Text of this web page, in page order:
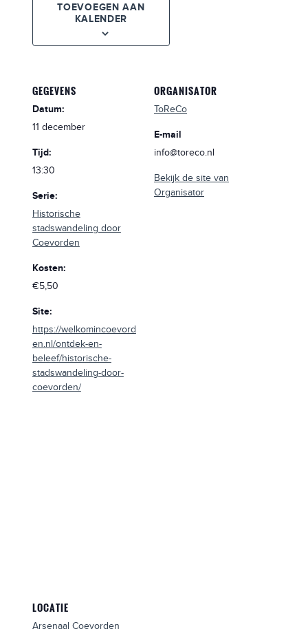
TOEVOEGEN AAN
KALENDER
GEGEVENS
Datum:
11 december
Tijd:
13:30
Serie:
Historische
stadswandeling door
Coevorden
Kosten:
€5,50
Site:
https://welkomincoevord
en.nl/ontdek-en-
beleef/historische-
stadswandeling-door-
coevorden/
ORGANISATOR
ToReCo
E-mail
info@toreco.nl
Bekijk de site van
Organisator
LOCATIE
Arsenaal Coevorden